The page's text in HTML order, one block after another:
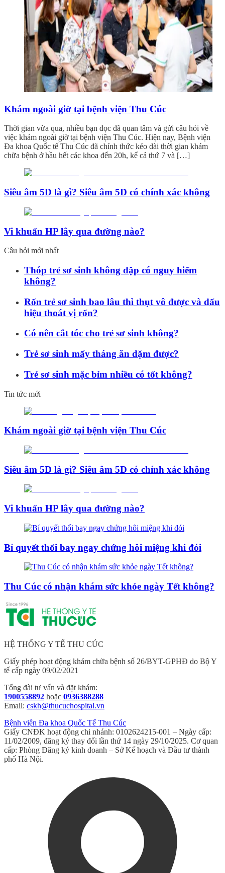
Khám ngoài giờ tại bệnh viện Thu Cúc
Thời gian vừa qua, nhiều bạn đọc đã quan tâm và gửi câu hỏi về
việc khám ngoài giờ tại bệnh viện Thu Cúc. Hiện nay, Bệnh viện
Đa khoa Quốc tế Thu Cúc đã chính thức kéo dài thời gian khám
chữa bệnh ở hầu hết các khoa đến 20h, kể cả thứ 7 và […]
Siêu âm 5D là gì? Siêu âm 5D có chính xác không
Vi khuẩn HP lây qua đường nào?
Câu hỏi mới nhất
Thóp trẻ sơ sinh không đập có nguy hiểm
không?
Rốn trẻ sơ sinh bao lâu thì thụt vô được và dấu
hiệu thoát vị rốn?
Có nên cắt tóc cho trẻ sơ sinh không?
Trẻ sơ sinh mấy tháng ăn dặm được?
Trẻ sơ sinh mặc bỉm nhiều có tốt không?
Tin tức mới
Khám ngoài giờ tại bệnh viện Thu Cúc
Siêu âm 5D là gì? Siêu âm 5D có chính xác không
Vi khuẩn HP lây qua đường nào?
Bí quyết thổi bay ngay chứng hôi miệng khi đói
Thu Cúc có nhận khám sức khỏe ngày Tết không?
HỆ THỐNG Y TẾ THU CÚC
Giấy phép hoạt động khám chữa bệnh số 26/BYT-GPHĐ do Bộ Y
tế cấp ngày 09/02/2021
Tổng đài tư vấn và đặt khám:
1900558892 hoặc 0936388288
Email: cskh@thucuchospital.vn
Bệnh viện Đa khoa Quốc Tế Thu Cúc
Giấy CNĐK hoạt động chi nhánh: 0102624215-001 – Ngày cấp:
11/02/2009, đăng ký thay đổi lần thứ 14 ngày 29/10/2025. Cơ quan
cấp: Phòng Đăng ký kinh doanh – Sở Kế hoạch và Đầu tư thành
phố Hà Nội.